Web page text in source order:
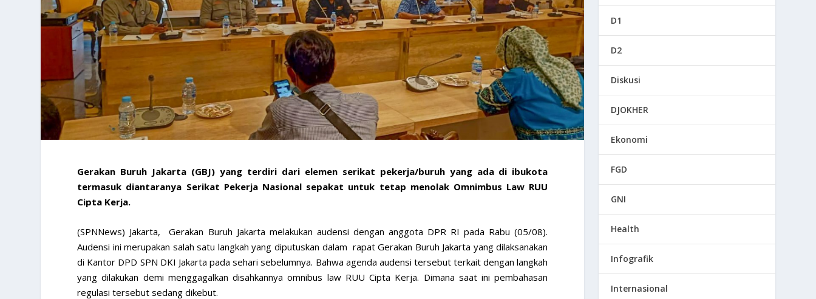
Gerakan Buruh Jakarta (GBJ) yang terdiri dari elemen serikat pekerja/buruh yang ada di ibukota
termasuk diantaranya Serikat Pekerja Nasional sepakat untuk tetap menolak Omnimbus Law RUU
Cipta Kerja.
(SPNNews) Jakarta, Gerakan Buruh Jakarta melakukan audensi dengan anggota DPR RI pada Rabu (05/08).
Audensi ini merupakan salah satu langkah yang diputuskan dalam rapat Gerakan Buruh Jakarta yang dilaksanakan
di Kantor DPD SPN DKI Jakarta pada sehari sebelumnya. Bahwa agenda audensi tersebut terkait dengan langkah
yang dilakukan demi menggagalkan disahkannya omnibus law RUU Cipta Kerja. Dimana saat ini pembahasan
regulasi tersebut sedang dikebut.
D1
D2
Diskusi
DJOKHER
Ekonomi
FGD
GNI
Health
Infografik
Internasional